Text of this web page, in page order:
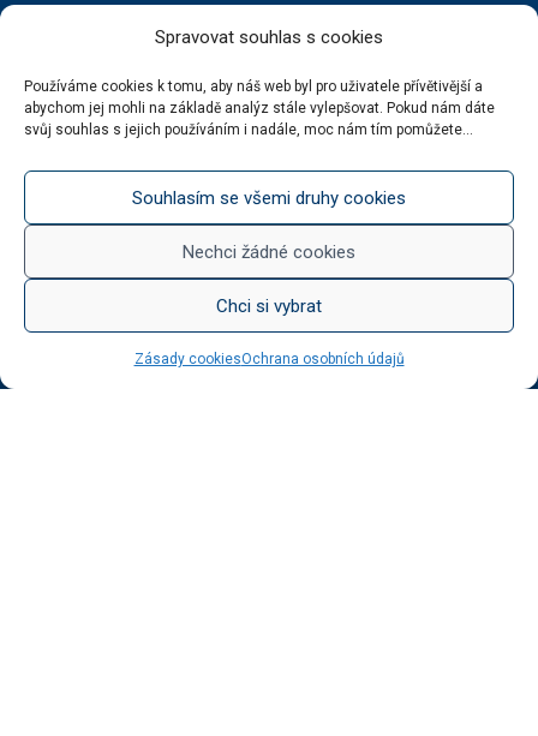
Spravovat souhlas s cookies
Používáme cookies k tomu, aby náš web byl pro uživatele přívětivější a
abychom jej mohli na základě analýz stále vylepšovat. Pokud nám dáte
svůj souhlas s jejich používáním i nadále, moc nám tím pomůžete...
Souhlasím se všemi druhy cookies
Nechci žádné cookies
Chci si vybrat
Zásady cookiesOchrana osobních údajů
HLAVNÍ KATEGORIE
Lahvové víno
Šumivá vína
Něco na zub
Dárkové balení